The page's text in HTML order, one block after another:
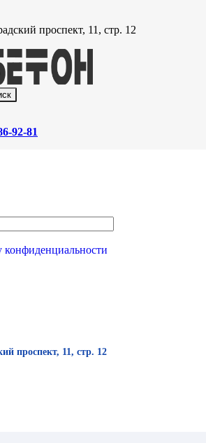
проспект, 11, стр. 12
92-81
конфиденциальности
проспект, 11, стр. 12